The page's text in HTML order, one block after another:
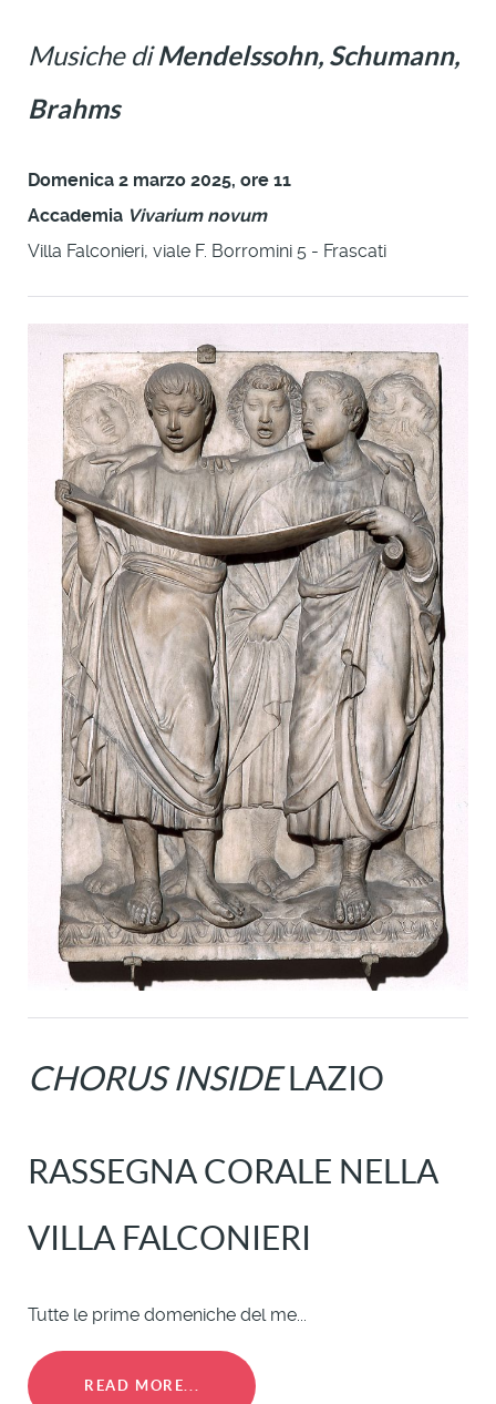
Musiche di Mendelssohn, Schumann,
Brahms
Domenica 2 marzo 2025, ore 11
Accademia Vivarium novum
Villa Falconieri, viale F. Borromini 5 - Frascati
CHORUS INSIDELAZIO
RASSEGNA CORALE NELLA
VILLA FALCONIERI
Tutte le prime domeniche del me...
READ MORE...